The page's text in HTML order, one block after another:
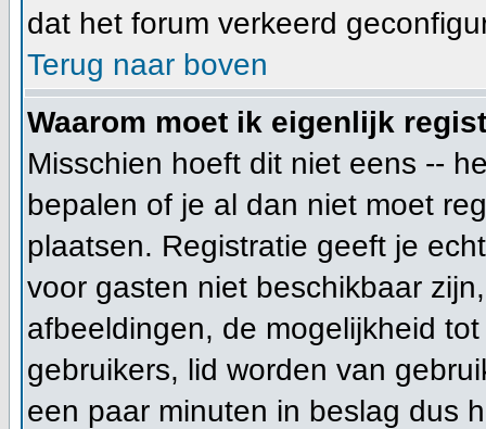
dat het forum verkeerd
Terug naar boven
Waarom moet ik eigenlijk
Misschien hoeft dit niet eens --
bepalen of je al dan niet moet
plaatsen. Registratie geeft je
voor gasten niet beschikbaar
afbeeldingen, de mogelijkheid
gebruikers, lid worden van
een paar minuten in beslag dus